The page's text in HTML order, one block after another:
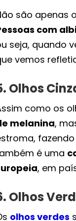
são apenas
com
seja, quando
vemos
Olhos
como os
melanina,
é uma
, em
Olhos
olhos verdes